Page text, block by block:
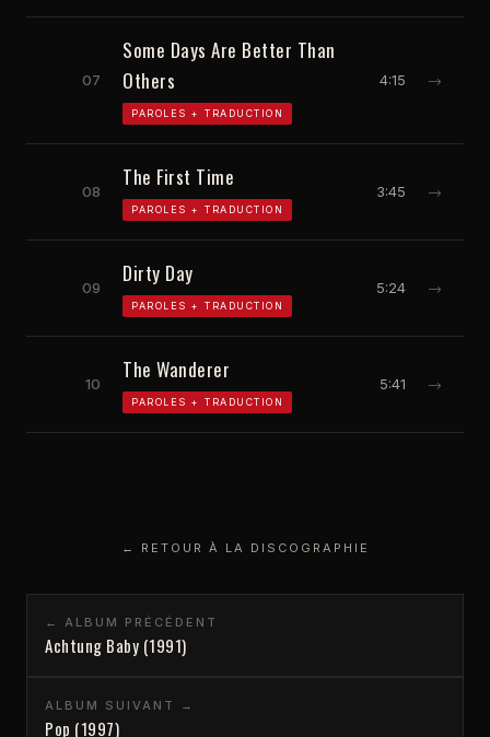
07
Some Days Are Better Than
Others
PAROLES + TRADUCTION
4:15 →
08
The First Time
PAROLES + TRADUCTION
3:45 →
09
Dirty Day
PAROLES + TRADUCTION
5:24 →
10
The Wanderer
PAROLES + TRADUCTION
5:41 →
← RETOUR À LA DISCOGRAPHIE
← ALBUM PRÉCÉDENT
Achtung Baby (1991)
ALBUM SUIVANT →
Pop (1997)